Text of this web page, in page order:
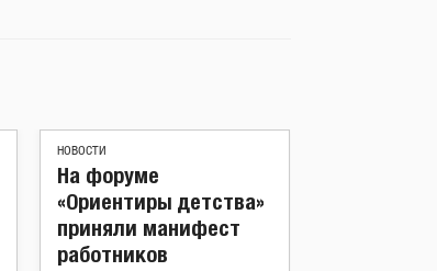
НОВОСТИ
На форуме
«Ориентиры детства»
приняли манифест
работников